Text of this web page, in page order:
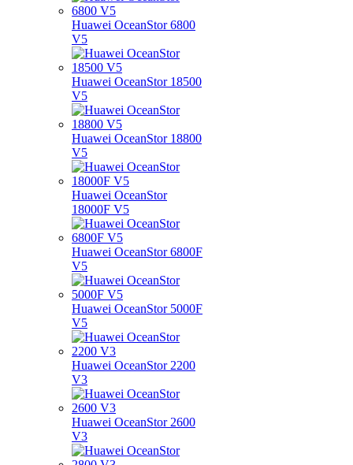
Huawei OceanStor 6800
V5
Huawei OceanStor 18500
V5
Huawei OceanStor 18800
V5
Huawei OceanStor
18000F V5
Huawei OceanStor 6800F
V5
Huawei OceanStor 5000F
V5
Huawei OceanStor 2200
V3
Huawei OceanStor 2600
V3